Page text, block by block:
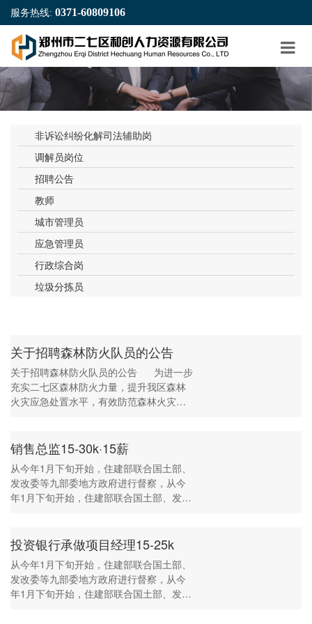
服务热线: 0371-60809106
非诉讼纠纷化解司法辅助岗
调解员岗位
招聘公告
教师
城市管理员
应急管理员
行政综合岗
垃圾分拣员
关于招聘森林防火队员的公告
关于招聘森林防火队员的公告 为进一步
充实二七区森林防火力量，提升我区森林
火灾应急处置水平，有效防范森林火灾，
销售总监15-30k·15薪
从今年1月下旬开始，住建部联合国土部、
发改委等九部委地方政府进行督察，从今
年1月下旬开始，住建部联合国土部、发改
投资银行承做项目经理15-25k
从今年1月下旬开始，住建部联合国土部、
发改委等九部委地方政府进行督察，从今
年1月下旬开始，住建部联合国土部、发改